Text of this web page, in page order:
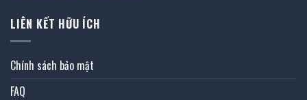
LIÊN KẾT HỮU ÍCH
Chính sách bảo mật
FAQ